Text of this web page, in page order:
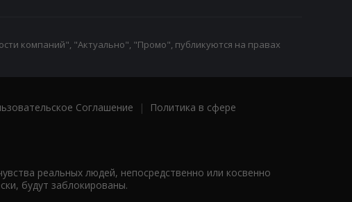
компаний", "Актуально", "Промо", публикуются на правах
Соглашение |
Политика в сфере
реальных людей, непосредственно или косвенно
будут заблокированы.